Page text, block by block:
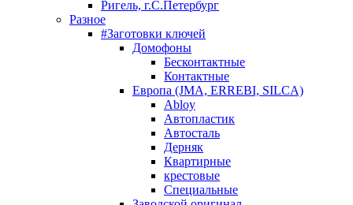
Ригель, г.С.Петербург
Разное
#Заготовки ключей
Домофоны
Бесконтактные
Контактные
Европа (JMA, ERREBI, SILCA)
Abloy
Автопластик
Автосталь
Дерняк
Квартирные
крестовые
Специальные